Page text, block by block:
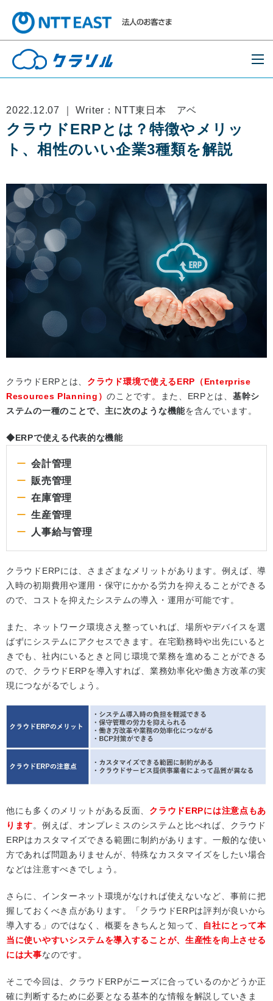
2022.12.07 ｜ Writer：NTT東日本 アベ
クラウドERPとは？特徴やメリッ
ト、相性のいい企業3種類を解説
クラウドERPとは、 クラウド環境で使えるERP（Enterprise
Resources Planning）のことです。また、ERPとは、 基幹シ
ステムの一種のことで、主に次のような機能を含んでいます。
◆ERPで使える代表的な機能
会計管理
販売管理
在庫管理
生産管理
人事給与管理
クラウドERPには、さまざまなメリットがあります。例えば、導
入時の初期費用や運用・保守にかかる労力を抑えることができる
ので、コストを抑えたシステムの導入・運用が可能です。
また、ネットワーク環境さえ整っていれば、場所やデバイスを選
ばずにシステムにアクセスできます。在宅勤務時や出先にいると
きでも、社内にいるときと同じ環境で業務を進めることができる
ので、クラウドERPを導入すれば、業務効率化や働き方改革の実
現につながるでしょう。
他にも多くのメリットがある反面、 クラウドERPには注意点もあ
ります。例えば、オンプレミスのシステムと比べれば、クラウド
ERPはカスタマイズできる範囲に制約があります。一般的な使い
方であれば問題ありませんが、特殊なカスタマイズをしたい場合
などは注意すべきでしょう。
さらに、インターネット環境がなければ使えないなど、事前に把
握しておくべき点があります。「クラウドERPは評判が良いから
導入する」のではなく、概要をきちんと知って、 自社にとって本
当に使いやすいシステムを導入することが、生産性を向上させる
には大事なのです。
そこで今回は、クラウドERPがニーズに合っているのかどうか正
確に判断するために必要となる基本的な情報を解説していきま